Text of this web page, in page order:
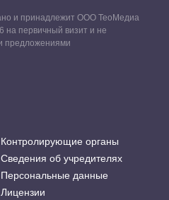
и принадлежит ООО ТеоМедиа
на первичный визит и не
предложениями
Контролирующие органы
Сведения об учредителях
Персональные данные
Лицензии